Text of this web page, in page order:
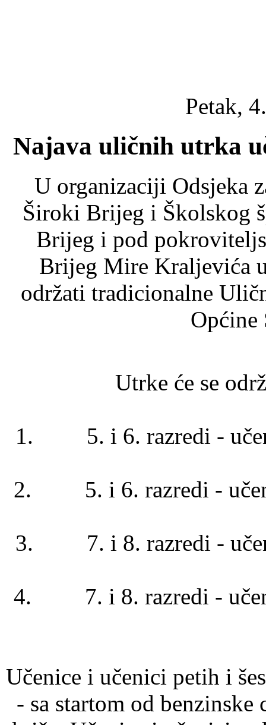
Petak,
Najava uličnih utrka
U organizaciji Odsjeka
Široki Brijeg i Školskog
Brijeg i pod
Brijeg Mire Kraljevića
održati tradicionalne
Utrke će se
1. 5. i 6.
2. 5. i 6. razredi
3. 7. i 8.
4. 7. i 8. razredi
Učenice i učenici petih i
- sa startom od